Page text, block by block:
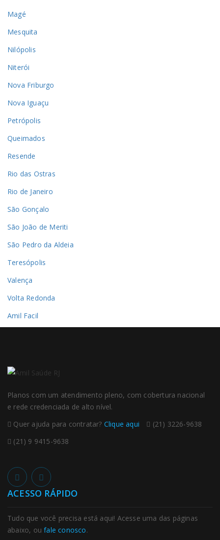
Magé
Mesquita
Nilópolis
Niterói
Nova Friburgo
Nova Iguaçu
Petrópolis
Queimados
Resende
Rio das Ostras
Rio de Janeiro
São Gonçalo
São João de Meriti
São Pedro da Aldeia
Teresópolis
Valença
Volta Redonda
Amil Facil
Planos com um atendimento pleno, com cobertura nacional
e rede credenciada de alto nível.
Quer ajuda para contratar? Clique aqui
(21) 3226-9638
(21) 9 9415-9638
ACESSO RÁPIDO
Tudo que você precisa está aqui! Acesse uma das páginas
abaixo, oufale conosco.